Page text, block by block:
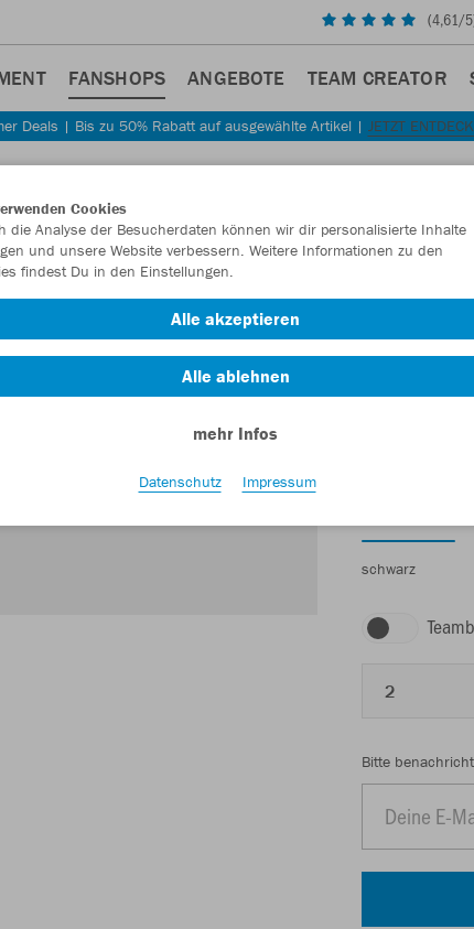
(4,61/
FANSHOPS ANGEBOTE TEAM CREATOR
Deals | Bis zu 50% Rabatt auf ausgewählte Artikel | JETZT
JAKO
Cap
Lust auf
schwarz
2
Bitte
Cookies
die Analyse der Besucherdaten können wir dir personalisierte Inhalte
und unsere Website verbessern. Weitere Informationen zu den
findest Du in den Einstellungen.
Alle akzeptieren
Alle ablehnen
mehr Infos
Datenschutz Impressum